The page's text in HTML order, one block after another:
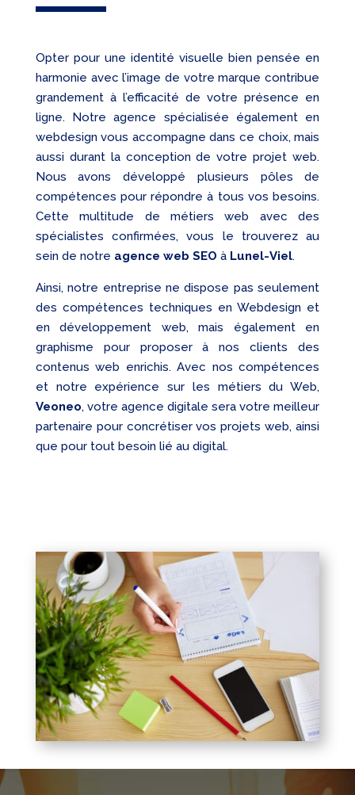
Opter pour une identité visuelle bien pensée en
harmonie avec l’image de votre marque contribue
grandement à l’efficacité de votre présence en
ligne. Notre agence spécialisée également en
webdesign vous accompagne dans ce choix, mais
aussi durant la conception de votre projet web.
Nous avons développé plusieurs pôles de
compétences pour répondre à tous vos besoins.
Cette multitude de métiers web avec des
spécialistes confirmées, vous le trouverez au
sein de notre agence web SEO à Lunel-Viel.
Ainsi, notre entreprise ne dispose pas seulement
des compétences techniques en Webdesign et
en développement web, mais également en
graphisme pour proposer à nos clients des
contenus web enrichis. Avec nos compétences
et notre expérience sur les métiers du Web,
Veoneo, votre agence digitale sera votre meilleur
partenaire pour concrétiser vos projets web, ainsi
que pour tout besoin lié au digital.